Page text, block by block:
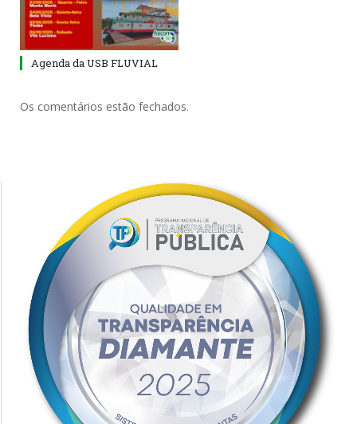
Agenda da USB FLUVIAL
Os comentários estão fechados.